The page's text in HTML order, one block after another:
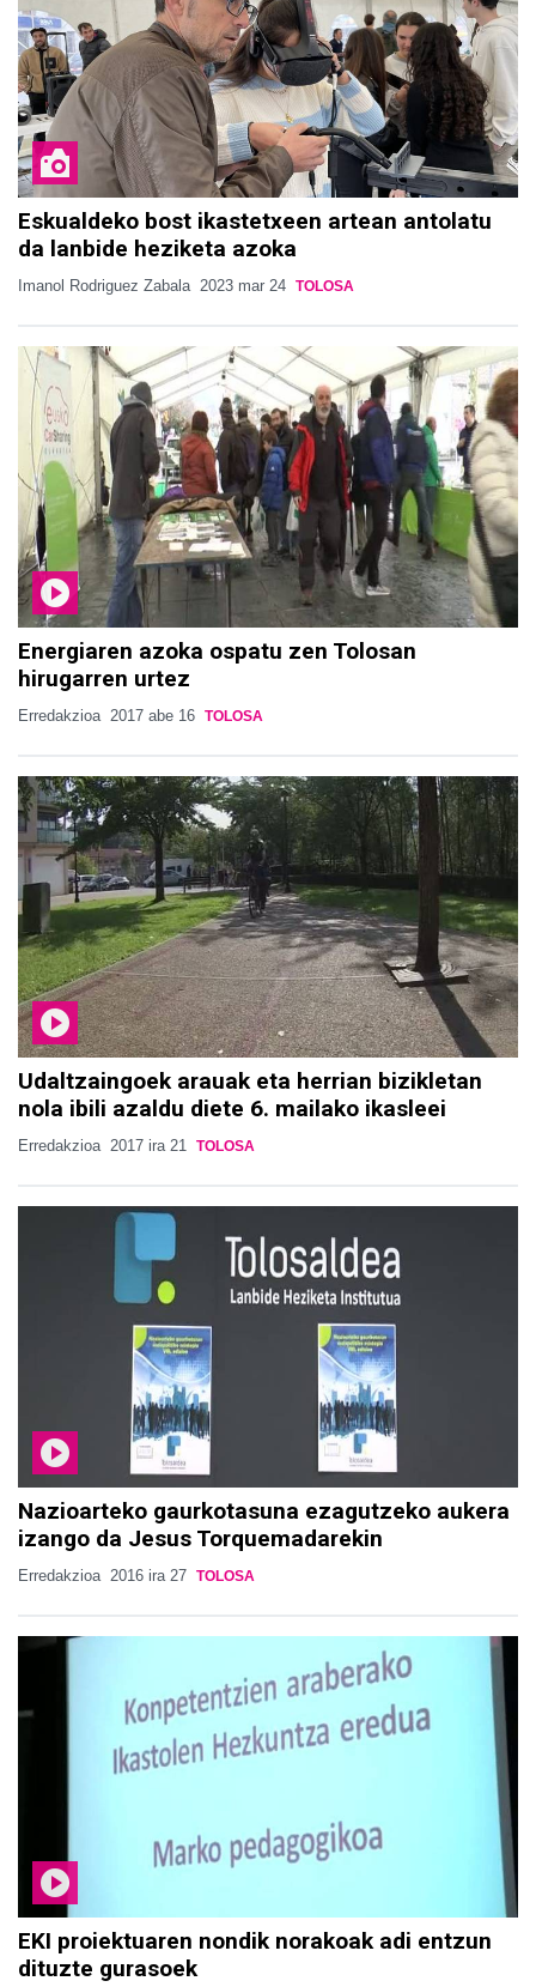
Eskualdeko bost ikastetxeen artean antolatu
da lanbide heziketa azoka
Imanol Rodriguez Zabala 2023 mar 24 TOLOSA
Energiaren azoka ospatu zen Tolosan
hirugarren urtez
Erredakzioa 2017 abe 16 TOLOSA
Udaltzaingoek arauak eta herrian bizikletan
nola ibili azaldu diete 6. mailako ikasleei
Erredakzioa 2017 ira 21 TOLOSA
Nazioarteko gaurkotasuna ezagutzeko aukera
izango da Jesus Torquemadarekin
Erredakzioa 2016 ira 27 TOLOSA
EKI proiektuaren nondik norakoak adi entzun
dituzte gurasoek